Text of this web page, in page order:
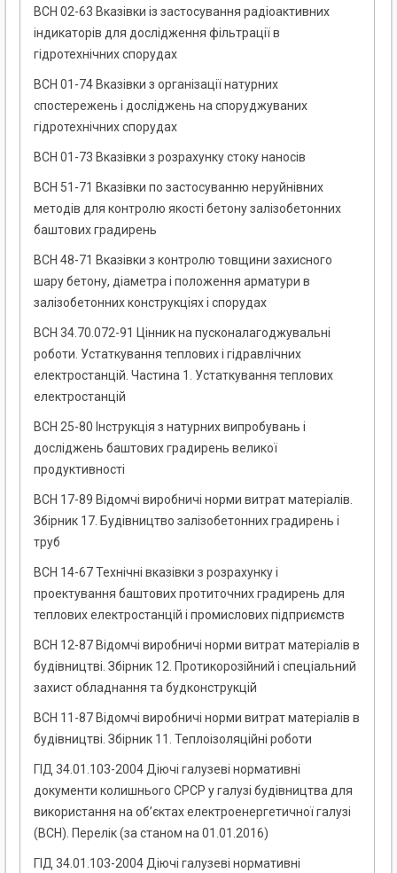
ВСН 02-63 Вказівки із застосування радіоактивних
індикаторів для дослідження фільтрації в
гідротехнічних спорудах
ВСН 01-74 Вказівки з організації натурних
спостережень і досліджень на споруджуваних
гідротехнічних спорудах
ВСН 01-73 Вказівки з розрахунку стоку наносів
ВСН 51-71 Вказівки по застосуванню неруйнівних
методів для контролю якості бетону залізобетонних
баштових градирень
ВСН 48-71 Вказівки з контролю товщини захисного
шару бетону, діаметра і положення арматури в
залізобетонних конструкціях і спорудах
ВСН 34.70.072-91 Цінник на пусконалагоджувальні
роботи. Устаткування теплових і гідравлічних
електростанцій. Частина 1. Устаткування теплових
електростанцій
ВСН 25-80 Інструкція з натурних випробувань і
досліджень баштових градирень великої
продуктивності
ВСН 17-89 Відомчі виробничі норми витрат матеріалів.
Збірник 17. Будівництво залізобетонних градирень і
труб
ВСН 14-67 Технічні вказівки з розрахунку і
проектування баштових протиточних градирень для
теплових електростанцій і промислових підприємств
ВСН 12-87 Відомчі виробничі норми витрат матеріалів в
будівництві. Збірник 12. Протикорозійний і спеціальний
захист обладнання та будконструкцій
ВСН 11-87 Відомчі виробничі норми витрат матеріалів в
будівництві. Збірник 11. Теплоізоляційні роботи
ГІД 34.01.103-2004 Діючі галузеві нормативні
документи колишнього СРСР у галузі будівництва для
використання на об’єктах електроенергетичної галузі
(ВСН). Перелік (за станом на 01.01.2016)
ГІД 34.01.103-2004 Діючі галузеві нормативні